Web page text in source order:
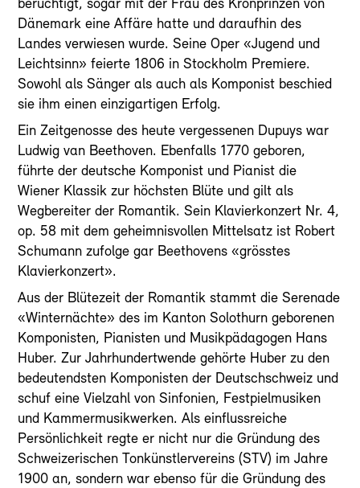
berüchtigt, sogar mit der Frau des Kronprinzen von
Dänemark eine Affäre hatte und daraufhin des
Landes verwiesen wurde. Seine Oper «Jugend und
Leichtsinn» feierte 1806 in Stockholm Premiere.
Sowohl als Sänger als auch als Komponist beschied
sie ihm einen einzigartigen Erfolg.
Ein Zeitgenosse des heute vergessenen Dupuys war
Ludwig van Beethoven. Ebenfalls 1770 geboren,
führte der deutsche Komponist und Pianist die
Wiener Klassik zur höchsten Blüte und gilt als
Wegbereiter der Romantik. Sein Klavierkonzert Nr. 4,
op. 58 mit dem geheimnisvollen Mittelsatz ist Robert
Schumann zufolge gar Beethovens «grösstes
Klavierkonzert».
Aus der Blütezeit der Romantik stammt die Serenade
«Winternächte» des im Kanton Solothurn geborenen
Komponisten, Pianisten und Musikpädagogen Hans
Huber. Zur Jahrhundertwende gehörte Huber zu den
bedeutendsten Komponisten der Deutschschweiz und
schuf eine Vielzahl von Sinfonien, Festpielmusiken
und Kammermusikwerken. Als einflussreiche
Persönlichkeit regte er nicht nur die Gründung des
Schweizerischen Tonkünstlervereins (STV) im Jahre
1900 an, sondern war ebenso für die Gründung des